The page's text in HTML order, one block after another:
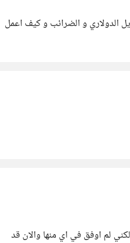
الدولاري و الضرائب و كيف اعمل
ولكني لم اوفق في اي منها والان قد